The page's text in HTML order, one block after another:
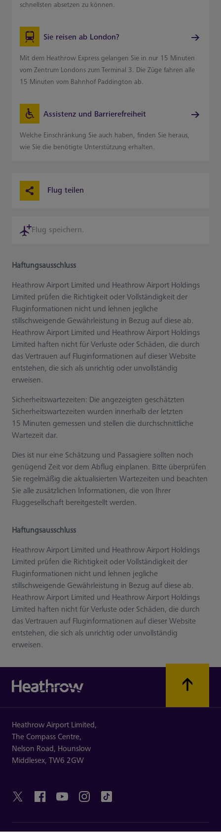
schnellsten absetzen zu können.
Sie reisen ab London?
Mit dem Heathrow Express gelangen Sie in nur 15 Minuten
vom Zentrum Londons zum Terminal 3. Die Züge fahren alle
15 Minuten vom Bahnhof Paddington ab.
Assistenz und Barrierefreiheit
Welche Einschränkung Sie auch haben, finden Sie heraus,
wie Sie die benötigte Unterstützung erhalten.
Flug teilen
Flug speichern.
Haftungsausschluss
Heathrow Airport Limited und Heathrow Airport Holdings
Limited prüfen die Richtigkeit oder Vollständigkeit der
Fluginformationen nicht und lehnen jegliche
stillschweigende Gewährleistung in Bezug auf diese ab.
Heathrow Airport Limited und Heathrow Airport Holdings
Limited haften nicht für Verluste oder Schäden, die durch
das Vertrauen auf Fluginformationen auf dieser Website
entstehen, die sich als unrichtig oder unvollständig
erweisen.
Sicherheitswartezeiten: Die angezeigten geschätzten
Sicherheitswartezeiten wurden innerhalb der letzten
15 Minuten gemessen und stellen die durchschnittliche
Wartezeit dar.
Dies ist nur eine Schätzung und Passagiere sollten noch
genügend Zeit vor dem Abflug einplanen. Bitte überprüfen
Sie regelmäßig die aktualisierten Wartezeiten und beachten
Sie alle zusätzlichen Informationen, die von Ihrer
Fluggesellschaft bereitgestellt werden.
Haftungsausschluss
Heathrow Airport Limited und Heathrow Airport Holdings
Limited prüfen die Richtigkeit oder Vollständigkeit der
Fluginformationen nicht und lehnen jegliche
stillschweigende Gewährleistung in Bezug auf diese ab.
Heathrow Airport Limited und Heathrow Airport Holdings
Limited haften nicht für Verluste oder Schäden, die durch
das Vertrauen auf Fluginformationen auf dieser Website
entstehen, die sich als unrichtig oder unvollständig
erweisen.
Heathrow Airport Limited,
The Compass Centre,
Nelson Road, Hounslow
Middlesex, TW6 2GW